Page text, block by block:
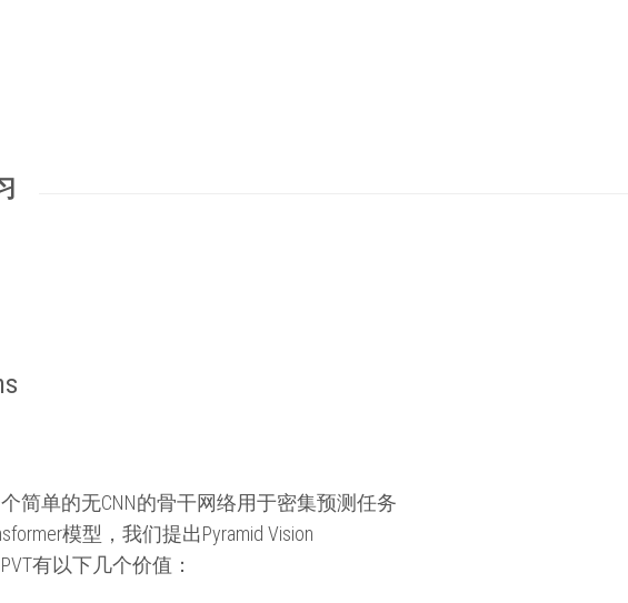
简单的无CNN的骨干网络用于密集预测任务
模型，我们提出Pyramid Vision
有以下几个价值：